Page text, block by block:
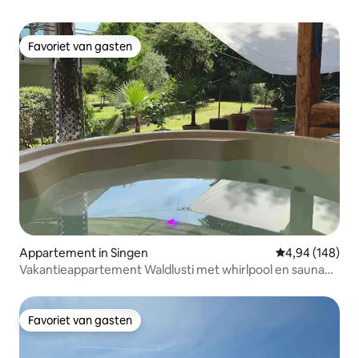
Favoriet van gasten
Favoriet van gasten
Appartement in Singen Gemiddelde
4,94 (148)
Vakantieappartement Waldlusti met whirlpool en sauna
Favoriet van gasten
Favoriet van gasten